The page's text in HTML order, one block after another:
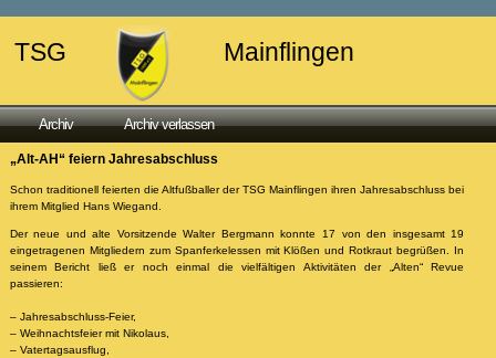
TSG Mainflingen
Archiv Archiv verlassen
„Alt-AH“ feiern Jahresabschluss
Schon traditionell feierten die Altfußballer der TSG Mainflingen ihren Jahresabschluss bei
ihrem Mitglied Hans Wiegand.
Der neue und alte Vorsitzende Walter Bergmann konnte 17 von den insgesamt 19
eingetragenen Mitgliedern zum Spanferkelessen mit Klößen und Rotkraut begrüßen. In
seinem Bericht ließ er noch einmal die vielfältigen Aktivitäten der „Alten“ Revue
passieren:
– Jahresabschluss-Feier,
– Weihnachtsfeier mit Nikolaus,
– Vatertagsausflug,